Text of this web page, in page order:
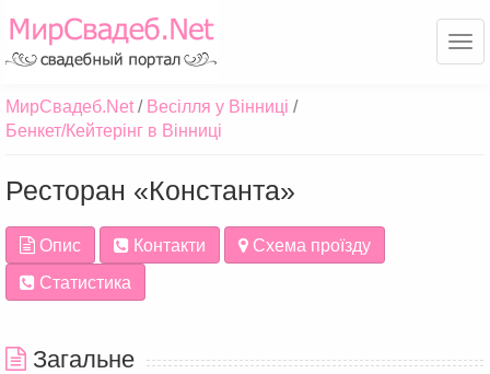
МирСвадеб.Net
Весілля у Вінниці
Бенкет/Кейтерінг в Вінниці
Ресторан «Константа»
Опис Контакти
Схема проїзду
Статистика
Загальне